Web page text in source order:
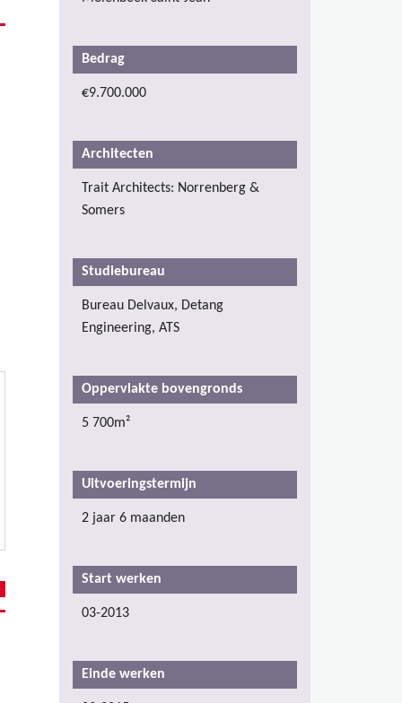
Bedrag
€9.700.000
Architecten
Trait Architects: Norrenberg &
Somers
Studiebureau
Bureau Delvaux, Detang
Engineering, ATS
Oppervlakte bovengronds
5 700m²
Uitvoeringstermijn
2 jaar 6 maanden
Start werken
03-2013
Einde werken